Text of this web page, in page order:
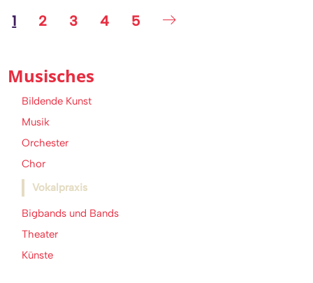
1 2 3 4 5
Musisches
Bildende Kunst
Musik
Orchester
Chor
Vokalpraxis
Bigbands und Bands
Theater
Künste